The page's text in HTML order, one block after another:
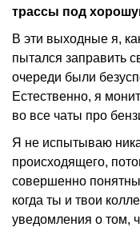
трассы под
В эти выходные я,
пытался заправить
очереди были
Естественно, я
во все чаты про
Я не испытываю
происходящего,
совершенно
когда ты и твои
уведомления о том,